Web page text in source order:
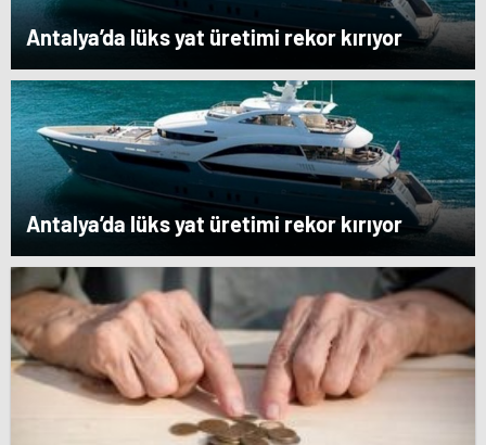
Antalya’da lüks yat üretimi rekor kırıyor
Antalya’da lüks yat üretimi rekor kırıyor